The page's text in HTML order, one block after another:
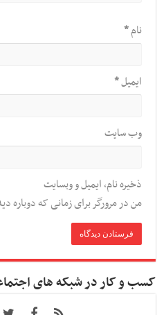
نام*
ایمیل*
وب‌ سایت
ذخیره نام، ایمیل و وبسایت
من در مرورگر برای زمانی که دوباره
کسب و کار در شبکه های